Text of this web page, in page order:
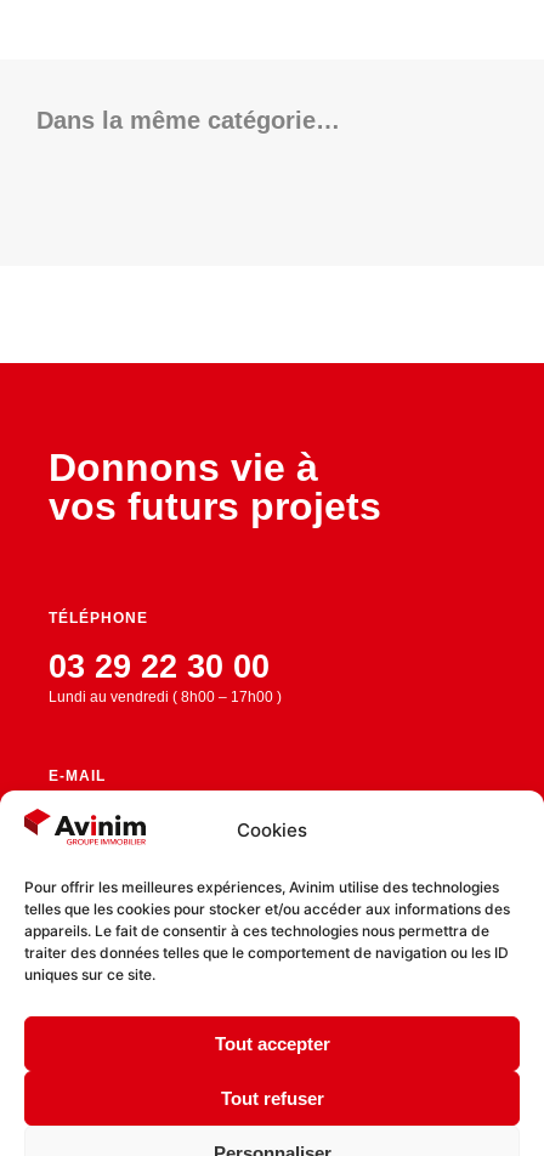
Cookies
Pour offrir les meilleures expériences, Avinim utilise des technologies
telles que les cookies pour stocker et/ou accéder aux informations des
appareils. Le fait de consentir à ces technologies nous permettra de
traiter des données telles que le comportement de navigation ou les ID
uniques sur ce site.
Tout accepter
Tout refuser
Dans la même catégorie…
Donnons vie à
vos futurs projets
TÉLÉPHONE
03 29 22 30 00
Lundi au vendredi ( 8h00 – 17h00 )
E-MAIL
contact@avinim.fr
RESTEZ CONNECTÉ
Politique de cookies